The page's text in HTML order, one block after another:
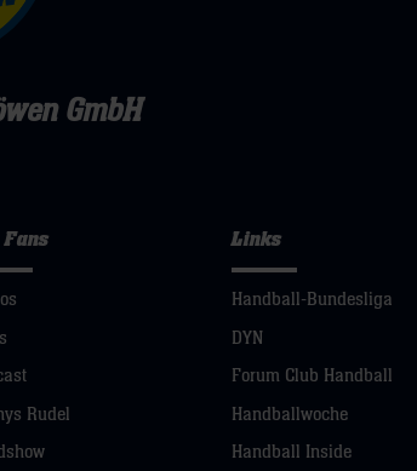
GmbH
Rudel
Links
Handball-Bundesliga
DYN
Forum Club Handball
Handballwoche
Handball Inside